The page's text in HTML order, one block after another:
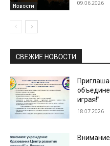
Новости 09.06.2026
СВЕЖИЕ НОВОСТИ
играя!”
18.07.2026